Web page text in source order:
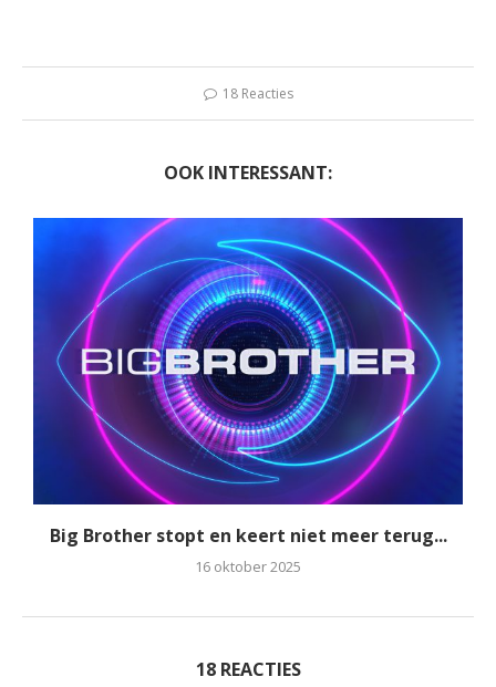
18 Reacties
OOK INTERESSANT:
Big Brother stopt en keert niet meer terug...
16 oktober 2025
18 REACTIES